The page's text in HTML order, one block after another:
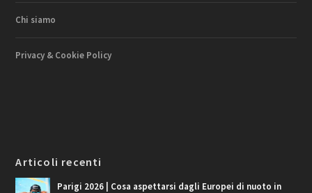
Chi siamo
Privacy & Cookie Policy
Articoli recenti
Parigi 2026 | Cosa aspettarsi dagli Europei di nuoto in